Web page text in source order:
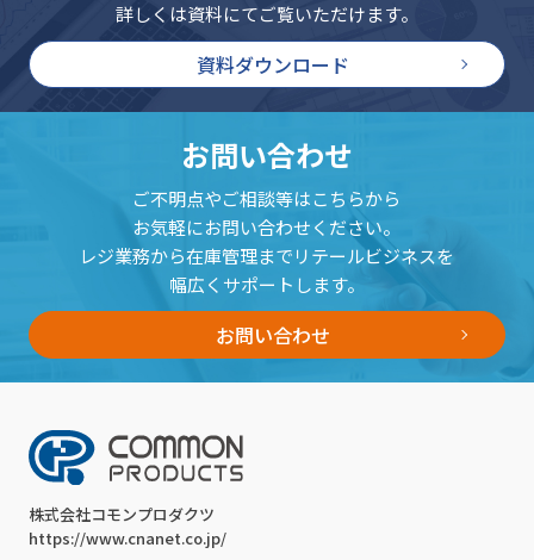
詳しくは資料にてご覧いただけます。
資料ダウンロード
お問い合わせ
ご不明点やご相談等はこちらから
お気軽にお問い合わせください。
レジ業務から在庫管理までリテールビジネスを
幅広くサポートします。
お問い合わせ
株式会社コモンプロダクツ
https://www.cnanet.co.jp/